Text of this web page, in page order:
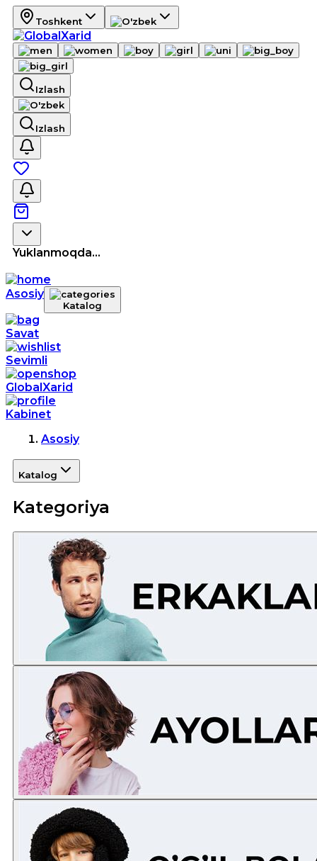
Toshkent
Izlash
Izlash
Yuklanmoqda...
Asosiy
Katalog
Savat
Sevimli
GlobalXarid
Kabinet
Asosiy
Katalog
Kategoriya